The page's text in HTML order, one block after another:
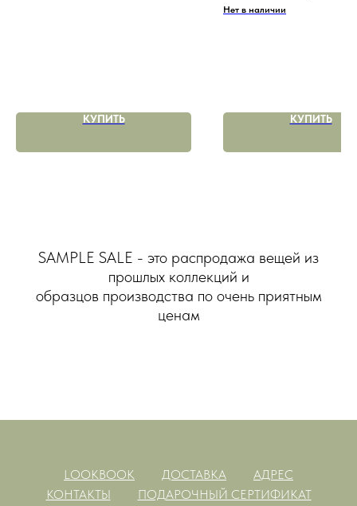
КУПИТЬ
Нет в наличии
КУПИТЬ
SAMPLE SALE - это распродажа вещей из
прошлых коллекций и
образцов производства по очень приятным
ценам
LOOKBOOK ДОСТАВКА
АДРЕС
КОНТАКТЫ
ПОДАРОЧНЫЙ СЕРТИФИКАТ